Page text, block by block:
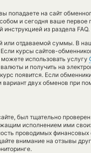
попадаете на сайт
и сегодня ваше
из раздела FAQ.
или отдаваемой суммы. В
курсы сайтов-
использовать услугу
и получить на
появится. Если
вариант двух обменов при
был тщательно
исполнением ими
проводимых
внимание на отзывы